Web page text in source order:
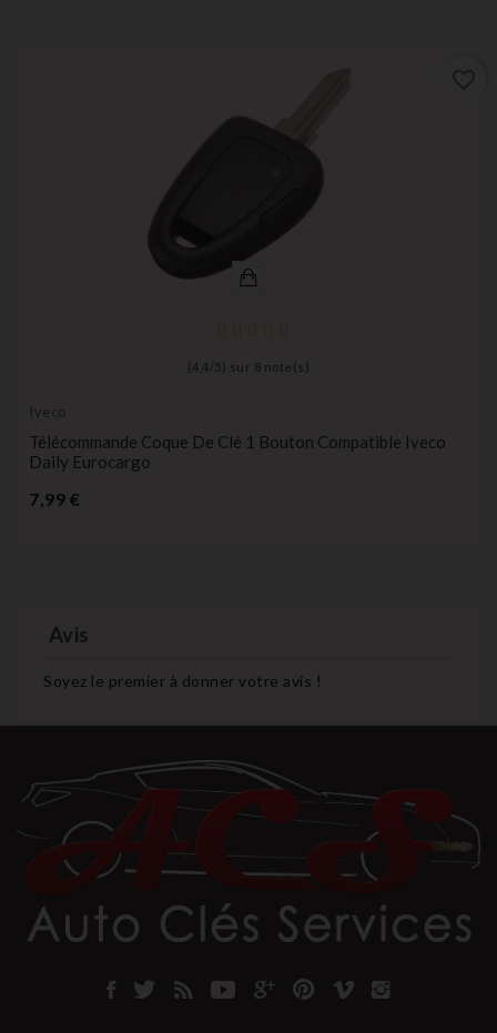
(4,4 / 5) sur 8 note(s)
Iveco
Télécommande Coque De Clé 1 Bouton Compatible Iveco
Daily Eurocargo
7,99 €
Avis
Soyez le premier à donner votre avis !